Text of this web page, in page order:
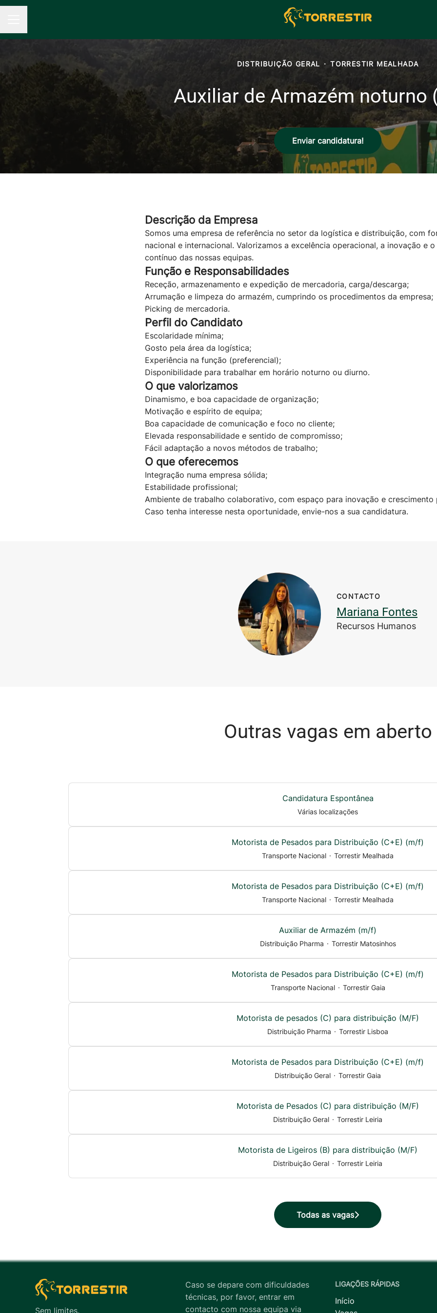
DISTRIBUIÇÃO GERAL · TORRESTIR MEALHADA
Auxiliar de Armazém noturno
Enviar candidatura!
Descrição da Empresa
Somos uma empresa de referência no setor da logística e distribuição, com
nacional e internacional. Valorizamos a excelência operacional, a inovação e
contínuo das nossas equipas.
Função e Responsabilidades
Receção, armazenamento e expedição de mercadoria, carga/descarga;
Arrumação e limpeza do armazém, cumprindo os procedimentos da empresa;
Picking de mercadoria.
Perfil do Candidato
Escolaridade mínima;
Gosto pela área da logística;
Experiência na função (preferencial);
Disponibilidade para trabalhar em horário noturno ou diurno.
O que valorizamos
Dinamismo, e boa capacidade de organização;
Motivação e espírito de equipa;
Boa capacidade de comunicação e foco no cliente;
Elevada responsabilidade e sentido de compromisso;
Fácil adaptação a novos métodos de trabalho;
O que oferecemos
Integração numa empresa sólida;
Estabilidade profissional;
Ambiente de trabalho colaborativo, com espaço para inovação e crescimento
Caso tenha interesse nesta oportunidade, envie-nos a sua candidatura.
CONTACTO
Mariana Fontes
Recursos Humanos
Outras vagas em aberto
Candidatura Espontânea
Várias localizações
Motorista de Pesados para Distribuição (C+E) (m/f)
Transporte Nacional · Torrestir Mealhada
Motorista de Pesados para Distribuição (C+E) (m/f)
Transporte Nacional · Torrestir Mealhada
Auxiliar de Armazém (m/f)
Distribuição Pharma · Torrestir Matosinhos
Motorista de Pesados para Distribuição (C+E) (m/f)
Transporte Nacional · Torrestir Gaia
Motorista de pesados (C) para distribuição (M/F)
Distribuição Pharma · Torrestir Lisboa
Motorista de Pesados para Distribuição (C+E) (m/f)
Distribuição Geral · Torrestir Gaia
Motorista de Pesados (C) para distribuição (M/F)
Distribuição Geral · Torrestir Leiria
Motorista de Ligeiros (B) para distribuição (M/F)
Distribuição Geral · Torrestir Leiria
Todas as vagas
Sem limites.
Caso se depare com dificuldades
técnicas, por favor, entrar em
contacto com nossa equipa via
LIGAÇÕES RÁPIDAS
Início